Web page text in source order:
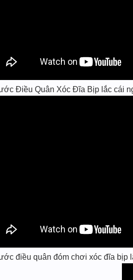
Điều Quân Xóc Đĩa Bịp lắc cái
điều quân đóm chơi xóc đĩa bịp